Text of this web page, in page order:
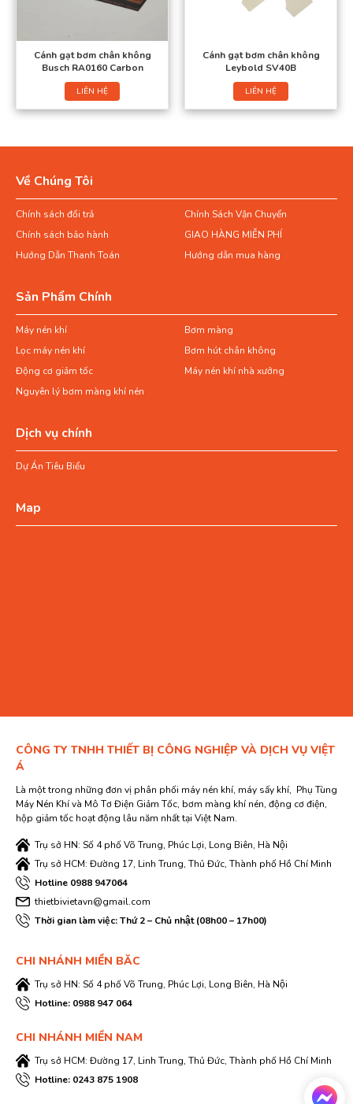
Cánh gạt bơm chân không
Busch RA0160 Carbon
LIÊN HỆ
Cánh gạt bơm chân không
Leybold SV40B
LIÊN HỆ
Về Chúng Tôi
Chính sách đổi trả
Chính Sách Vận Chuyển
Chính sách bảo hành
GIAO HÀNG MIỄN PHÍ
Hướng Dẫn Thanh Toán
Hướng dẫn mua hàng
Sản Phẩm Chính
Máy nén khí
Bơm màng
Lọc máy nén khí
Bơm hút chân không
Động cơ giảm tốc
Máy nén khí nhà xưởng
Nguyên lý bơm màng khí nén
Dịch vụ chính
Dự Án Tiêu Biểu
Map
CÔNG TY TNHH THIẾT BỊ CÔNG NGHIỆP VÀ DỊCH VỤ VIỆT
Á
Là một trong những đơn vị phân phối máy nén khí, máy sấy khí, Phụ Tùng
Máy Nén Khí và Mô Tơ Điện Giảm Tốc, bơm màng khí nén, động cơ điện,
hộp giảm tốc hoạt động lâu năm nhất tại Việt Nam.
Trụ sở HN: Số 4 phố Võ Trung, Phúc Lợi, Long Biên, Hà Nội
Trụ sở HCM: Đường 17, Linh Trung, Thủ Đức, Thành phố Hồ Chí Minh
Hotline 0988 947064
thietbivietavn@gmail.com
Thời gian làm việc: Thứ 2 – Chủ nhật (08h00 – 17h00)
CHI NHÁNH MIỀN BĂC
Trụ sở HN: Số 4 phố Võ Trung, Phúc Lợi, Long Biên, Hà Nội
Hotline: 0988 947 064
CHI NHÁNH MIỀN NAM
Trụ sở HCM: Đường 17, Linh Trung, Thủ Đức, Thành phố Hồ Chí Minh
Hotline: 0243 875 1908